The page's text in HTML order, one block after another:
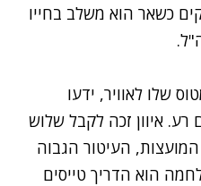
כשאר הוא משלב בחייו
שלו לאוויר, ידעו
רע. איוון זכה לקבל שלוש
העיטור הגבוה
הוא הדריך טייסים